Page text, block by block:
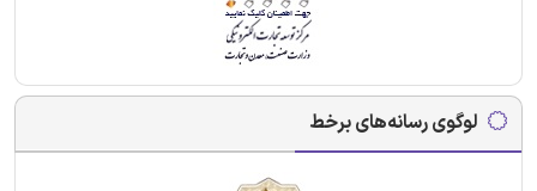
لوگوی رسانه‌های برخط